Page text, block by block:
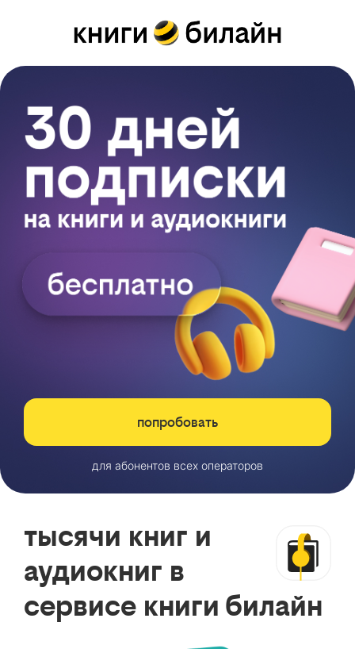
попробовать
для абонентов всех операторов
тысячи книг и
аудиокниг в
сервисе книги билайн